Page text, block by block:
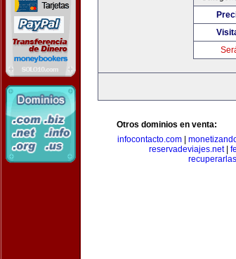
Otros dominios en venta:
infocontacto.com
reservadeviajes.net|